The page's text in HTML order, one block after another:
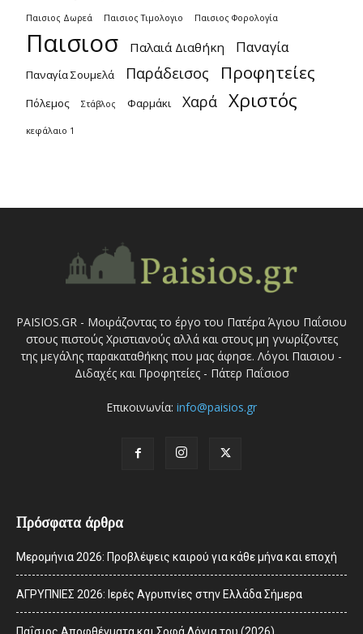
Παισιος Δωρεά Παισιος Τιμολογιο Παισιος Φορολογία
Παισιοσ Παλαιά Διαθήκη Παναγία
Παναγία Σουμελά Παράδεισος Προφητείες
Πόλεμος Στάβλος Φαρμάκι Χαρά Χριστός
κεφάλαιο 1
PAISIOS.GR - Μοιράζοντας το έργο του Πατέρα Άγιου Παΐσιου
στους πιστούς Χριστιανούς αλλά και στους μη γνωρίζοντες
της μεγάλης παρακαταθήκης που μας άφησε. Λόγοι Παισιου -
Διδαχές και Προφητείες - Πάτερ Παΐσιοσ
Επικοινωνία: info@paisios.gr
Πρόσφατα άρθρα
Μερομήνια 2026: Προβλέψεις καιρού για κάθε μήνα και εποχή
ΑΓΡΥΠΝΙΕΣ 2026: Ιερές Αγρυπνίες στην Ελλάδα Σήμερα